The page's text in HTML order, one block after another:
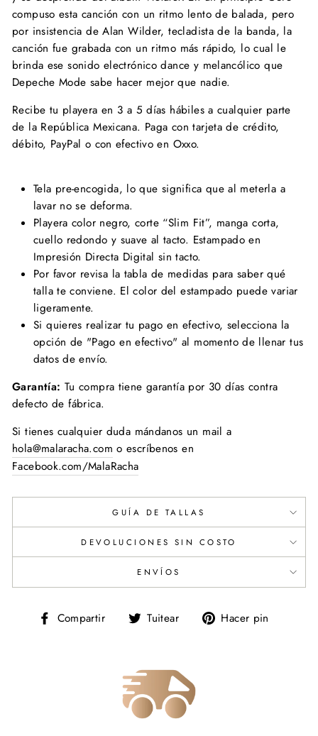
compuso esta canción con un ritmo lento de balada, pero
por insistencia de Alan Wilder, tecladista de la banda, la
canción fue grabada con un ritmo más rápido, lo cual le
brinda ese sonido electrónico dance y melancólico que
Depeche Mode sabe hacer mejor que nadie.
Recibe tu playera en 3 a 5 días hábiles a cualquier parte
de la República Mexicana. Paga con tarjeta de crédito,
débito, PayPal o con efectivo en Oxxo.
Tela pre-encogida, lo que significa que al meterla a
lavar no se deforma.
Playera color negro, corte “Slim Fit”, manga corta,
cuello redondo y suave al tacto. Estampado en
Impresión Directa Digital sin tacto.
Por favor revisa la tabla de medidas para saber qué
talla te conviene. El color del estampado puede variar
ligeramente.
Si quieres realizar tu pago en efectivo, selecciona la
opción de "Pago en efectivo" al momento de llenar tus
datos de envío.
Garantía: Tu compra tiene garantía por 30 días contra
defecto de fábrica.
Si tienes cualquier duda mándanos un mail a
hola@malaracha.com o escríbenos en
Facebook.com/MalaRacha
GUÍA DE TALLAS
DEVOLUCIONES SIN COSTO
ENVÍOS
Compartir
CompartirTuitear
Tuitear Hacer pin